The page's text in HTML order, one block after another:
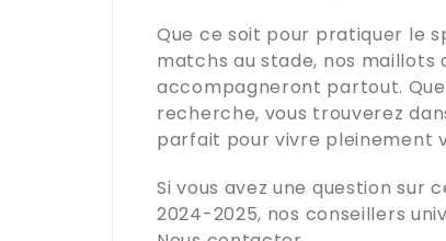
Que ce soit pour pratiquer le
matchs au stade, nos maillots
accompagneront partout.
recherche, vous trouverez
parfait pour vivre pleinement
Si vous avez une question sur
2024-2025, nos conseillers